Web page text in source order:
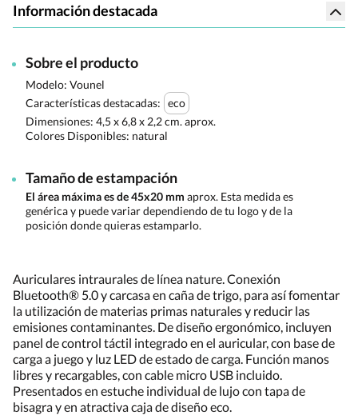
Información destacada
Sobre el producto
Modelo: Vounel
Características destacadas: eco
Dimensiones: 4,5 x 6,8 x 2,2 cm. aprox.
Colores Disponibles: natural
Tamaño de estampación
El área máxima es de 45x20 mm aprox. Esta medida es
genérica y puede variar dependiendo de tu logo y de la
posición donde quieras estamparlo.
Auriculares intraurales de línea nature. Conexión
Bluetooth® 5.0 y carcasa en caña de trigo, para así fomentar
la utilización de materias primas naturales y reducir las
emisiones contaminantes. De diseño ergonómico, incluyen
panel de control táctil integrado en el auricular, con base de
carga a juego y luz LED de estado de carga. Función manos
libres y recargables, con cable micro USB incluido.
Presentados en estuche individual de lujo con tapa de
bisagra y en atractiva caja de diseño eco.